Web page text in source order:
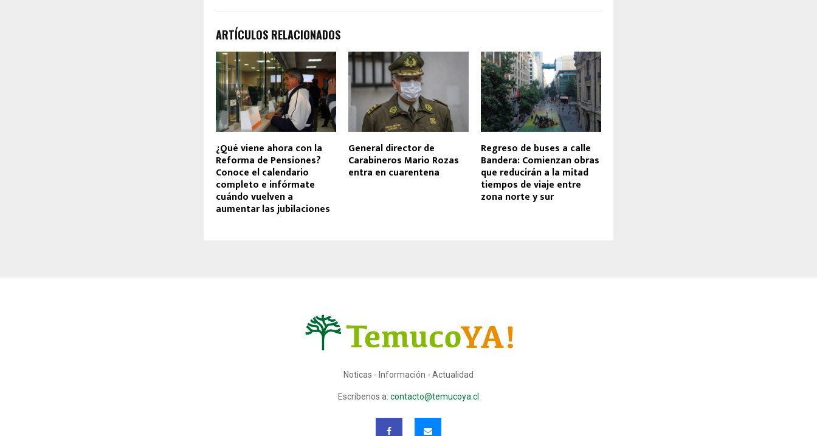
ARTÍCULOS RELACIONADOS
¿Qué viene ahora con la
Reforma de Pensiones?
Conoce el calendario
completo e infórmate
cuándo vuelven a
aumentar las jubilaciones
General director de
Carabineros Mario Rozas
entra en cuarentena
Regreso de buses a calle
Bandera: Comienzan obras
que reducirán a la mitad
tiempos de viaje entre
zona norte y sur
Noticas - Información - Actualidad
Escríbenos a: contacto@temucoya.cl